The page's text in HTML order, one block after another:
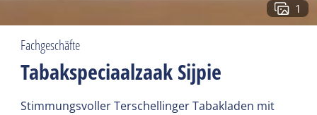
1
Fachgeschäfte
Tabakspeciaalzaak Sijpie
Stimmungsvoller Terschellinger Tabakladen mit